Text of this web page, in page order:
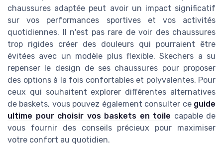
chaussures adaptée peut avoir un impact significatif
sur vos performances sportives et vos activités
quotidiennes. Il n'est pas rare de voir des chaussures
trop rigides créer des douleurs qui pourraient être
évitées avec un modèle plus flexible. Skechers a su
repenser le design de ses chaussures pour proposer
des options à la fois confortables et polyvalentes. Pour
ceux qui souhaitent explorer différentes alternatives
de baskets, vous pouvez également consulter ce guide
ultime pour choisir vos baskets en toile capable de
vous fournir des conseils précieux pour maximiser
votre confort au quotidien.